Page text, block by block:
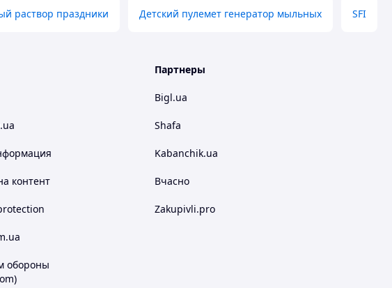
раствор праздники Детский пулемет генератор мыльных SFI
контент
обороны
Партнеры
Bigl.ua
Shafa
Kabanchik.ua
Вчасно
Zakupivli.pro